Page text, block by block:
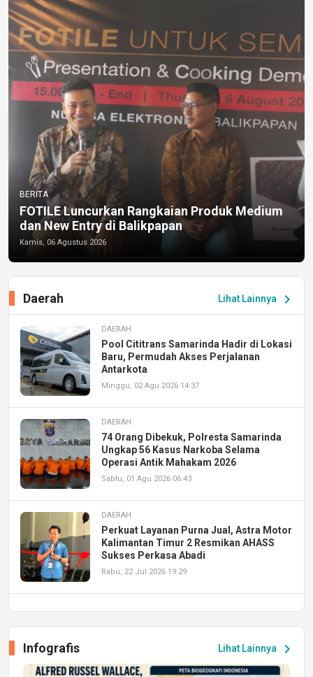
BERITA
FOTILE Luncurkan Rangkaian Produk Medium
dan New Entry di Balikpapan
Kamis, 06 Agustus 2026
Lihat Lainnya chevron_right
Daerah
DAERAH
Pool Cititrans Samarinda Hadir di Lokasi
Baru, Permudah Akses Perjalanan
Antarkota
Minggu, 02 Agu 2026 14:37
DAERAH
74 Orang Dibekuk, Polresta Samarinda
Ungkap 56 Kasus Narkoba Selama
Operasi Antik Mahakam 2026
Sabtu, 01 Agu 2026 06:43
DAERAH
Perkuat Layanan Purna Jual, Astra Motor
Kalimantan Timur 2 Resmikan AHASS
Sukses Perkasa Abadi
Rabu, 22 Jul 2026 19:29
Peluang Kerja dan Magang
Jumat, 17 Jul 2026 22:30
Lihat Lainnya chevron_right
Infografis